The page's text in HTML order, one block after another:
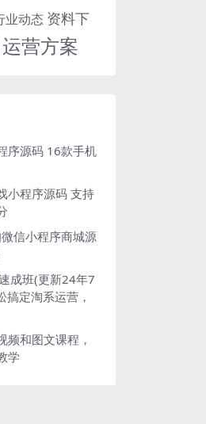
业动态 资料下
运营方案
序源码 16款手机
小程序源码 支持
信小程序商城源
成班(更新24年7
搞定淘系运营，
频和图文课程，
学